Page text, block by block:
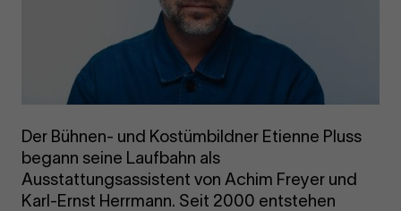
Der Bühnen- und Kostümbildner Etienne Pluss
begann seine Laufbahn als
Ausstattungsassistent von Achim Freyer und
Karl-Ernst Herrmann. Seit 2000 entstehen